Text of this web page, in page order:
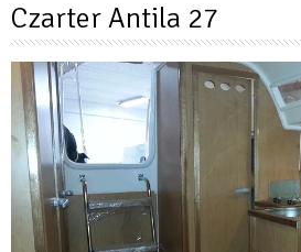
Czarter Antila 27